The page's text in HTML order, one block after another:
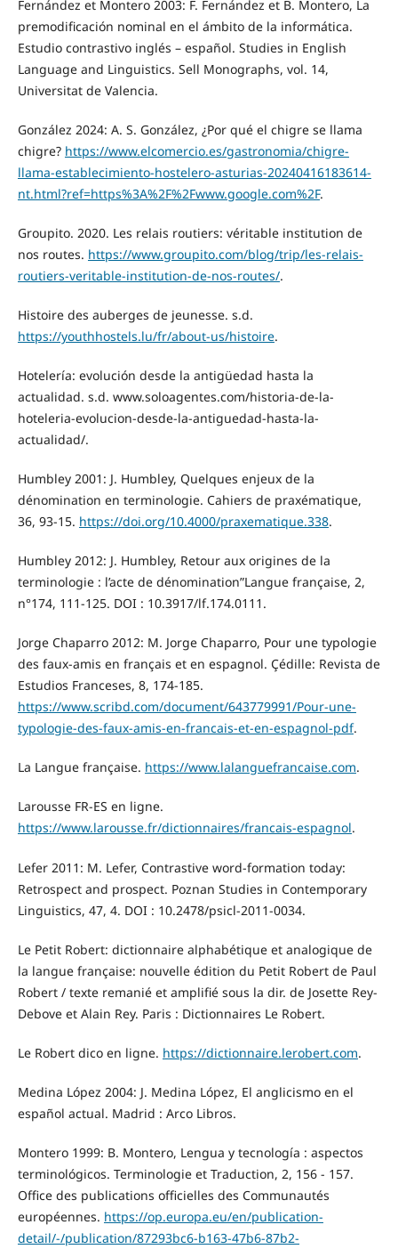
Fernández et Montero 2003: F. Fernández et B. Montero, La
premodificación nominal en el ámbito de la informática.
Estudio contrastivo inglés – español. Studies in English
Language and Linguistics. Sell Monographs, vol. 14,
Universitat de Valencia.
González 2024: A. S. González, ¿Por qué el chigre se llama
chigre? https://www.elcomercio.es/gastronomia/chigre-
llama-establecimiento-hostelero-asturias-20240416183614-
nt.html?ref=https%3A%2F%2Fwww.google.com%2F.
Groupito. 2020. Les relais routiers: véritable institution de
nos routes. https://www.groupito.com/blog/trip/les-relais-
routiers-veritable-institution-de-nos-routes/.
Histoire des auberges de jeunesse. s.d.
https://youthhostels.lu/fr/about-us/histoire.
Hotelería: evolución desde la antigüedad hasta la
actualidad. s.d. www.soloagentes.com/historia-de-la-
hoteleria-evolucion-desde-la-antiguedad-hasta-la-
actualidad/.
Humbley 2001: J. Humbley, Quelques enjeux de la
dénomination en terminologie. Cahiers de praxématique,
36, 93-15. https://doi.org/10.4000/praxematique.338.
Humbley 2012: J. Humbley, Retour aux origines de la
terminologie : l’acte de dénomination”Langue française, 2,
n°174, 111-125. DOI : 10.3917/lf.174.0111.
Jorge Chaparro 2012: M. Jorge Chaparro, Pour une typologie
des faux-amis en français et en espagnol. Çédille: Revista de
Estudios Franceses, 8, 174-185.
https://www.scribd.com/document/643779991/Pour-une-
typologie-des-faux-amis-en-francais-et-en-espagnol-pdf.
La Langue française. https://www.lalanguefrancaise.com.
Larousse FR-ES en ligne.
https://www.larousse.fr/dictionnaires/francais-espagnol.
Lefer 2011: M. Lefer, Contrastive word-formation today:
Retrospect and prospect. Poznan Studies in Contemporary
Linguistics, 47, 4. DOI : 10.2478/psicl-2011-0034.
Le Petit Robert: dictionnaire alphabétique et analogique de
la langue française: nouvelle édition du Petit Robert de Paul
Robert / texte remanié et amplifié sous la dir. de Josette Rey-
Debove et Alain Rey. Paris : Dictionnaires Le Robert.
Le Robert dico en ligne. https://dictionnaire.lerobert.com.
Medina López 2004: J. Medina López, El anglicismo en el
español actual. Madrid : Arco Libros.
Montero 1999: B. Montero, Lengua y tecnología : aspectos
terminológicos. Terminologie et Traduction, 2, 156 - 157.
Office des publications officielles des Communautés
européennes. https://op.europa.eu/en/publication-
detail/-/publication/87293bc6-b163-47b6-87b2-